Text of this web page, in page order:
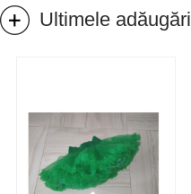
Ultimele adăugări